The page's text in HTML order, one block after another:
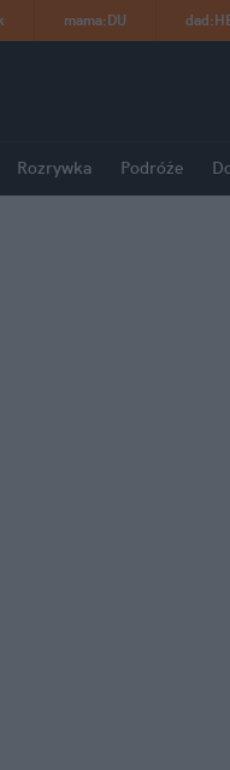
mama:DU dad:
Rozrywka Podróże